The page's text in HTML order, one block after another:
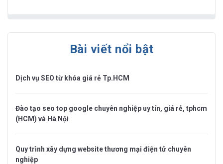
Bài viết nổi bật
Dịch vụ SEO từ khóa giá rẻ Tp.HCM
Đào tạo seo top google chuyên nghiệp uy tín, giá rẻ, tphcm
(HCM) và Hà Nội
Quy trình xây dựng website thương mại điện tử chuyên
nghiệp